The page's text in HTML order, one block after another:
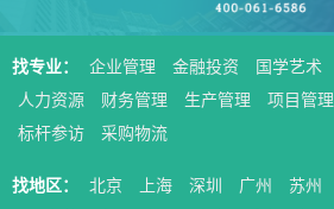
找专业： 企业管理 金融投资 国学艺术
人力资源
财务管理 生产管理 项目管理
标杆参访
采购物流
找地区： 北京 上海 深圳 广州 苏州